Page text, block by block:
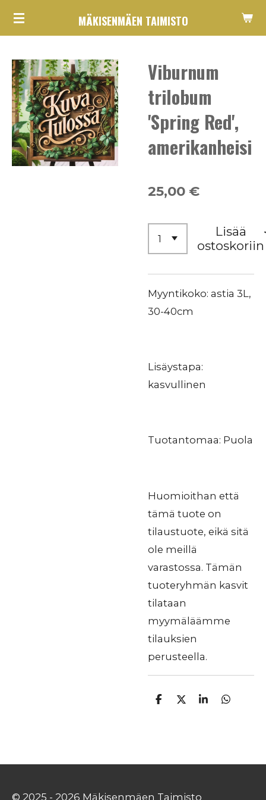
Siirry
MÄKISENMÄEN TAIMISTO
Viburnum
trilobum
'Spring Red',
amerikanheisi
25,00 €
Lisää
ostoskoriin
Myyntikoko: astia 3L,
30-40cm
Lisäystapa:
kasvullinen
Tuotantomaa: Puola
Huomioithan että
tämä tuote on
tilaustuote, eikä sitä
ole meillä
varastossa. Tämän
tuoteryhmän kasvit
tilataan
myymäläämme
tilauksien
perusteella.
J
J
J
J
© 2025 - 2026 Mäkisenmäen Taimisto